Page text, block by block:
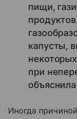
пищи,
капусты,
при
Иногда